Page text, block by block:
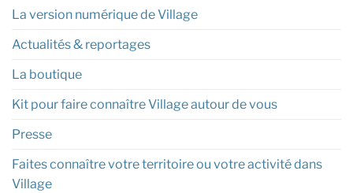
La version numérique de Village
Actualités & reportages
La boutique
Kit pour faire connaître Village autour de vous
Presse
Faites connaître votre territoire ou votre activité dans
Village